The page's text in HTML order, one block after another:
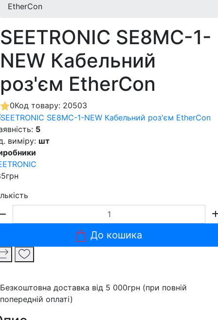
EtherCon
SEETRONIC SE8MC-1-
NEW Кабельний
роз'єм EtherCon
0Код товару: 20503
5
виміру: шт
До кошика
Безкоштовна доставка від 5 000грн (при повній
попередній оплаті)